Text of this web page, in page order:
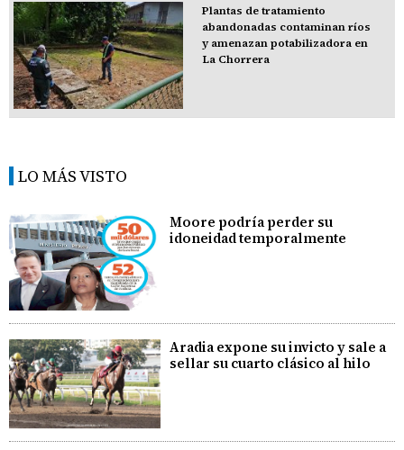
Plantas de tratamiento
abandonadas contaminan ríos
y amenazan potabilizadora en
La Chorrera
LO MÁS VISTO
Moore podría perder su
idoneidad temporalmente
Aradia expone su invicto y sale a
sellar su cuarto clásico al hilo